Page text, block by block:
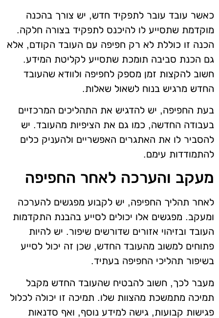
כאשר עובד עובר לתפקיד חדש, יש צורך בהכנה
מוקדמת שתסייע לו להיכנס לתפקיד בצורה חלקה.
הכנה זו כוללת לא רק חפיפה עם העובד הקודם, אלא
גם הכנת סביבה תומכת שתסייע לקליטת המידע.
חשוב להקצות זמן מספק לחפיפה ולוודא שהעובד
החדש מרגיש בנוח לשאול שאלות.
בעת החפיפה, יש להדגיש את התהליכים המרכזיים
בעבודה החדשה, כמו גם את הציפיות מהעובד. יש
להסביר לו את האתגרים האפשריים ולהעניק כלים
להתמודדות עימם.
מעקב והערכה לאחר החפיפה
לאחר תהליך החפיפה, יש לקבוע מפגשים להערכה
ומעקב. מפגשים אלו יכולים לסייע בהבנת התקדמות
העובד ובזיהוי אזורים שדורשים שיפור. יש להיות
פתוחים למשוב מהעובד החדש, שכן זה יכול לסייע
בשיפור תהליכי החפיפה בעתיד.
מעבר לכך, חשוב להבטיח שהעובד החדש מקבל
תמיכה מתמשכת מהצוות שלו. תמיכה זו יכולה לכלול
פגישות קבועות, גישה למידע נוסף, ואף סדנאות